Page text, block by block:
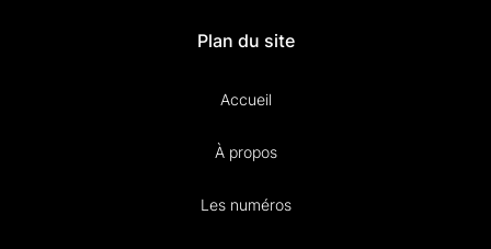
Plan du site
Accueil
À propos
Les numéros